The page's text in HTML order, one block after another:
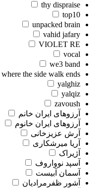
thy dispraise
top10
unpacked brain
vahid jafary
VIOLET RE
vocal
we3 band
where the side walk ends
yalghiz
yalqiz
zavoush
آرزوهای ایران خانم
آرزوهای ایران خانوم
آرش عزیزخانی
آریا میرشکاری
آژیراک
آسپد نوواروف
آسمان آبیست
آشور ظفرمرادیان